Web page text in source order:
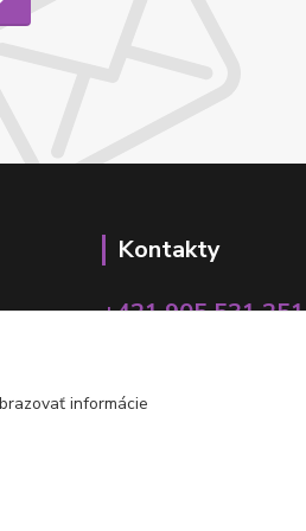
Kontakty
+421 905 531 251
informácie